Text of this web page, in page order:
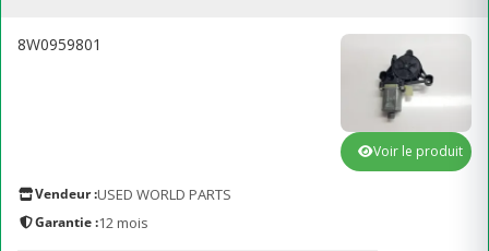
8W0959801
Vendeur :USED WORLD PARTS
Garantie :12 mois
Voir le produit